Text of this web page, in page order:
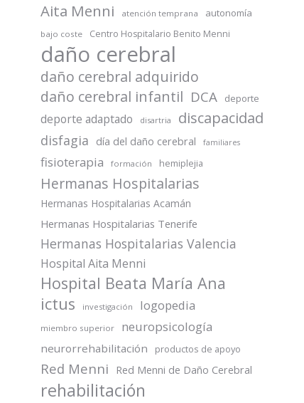
Aita Menni atención temprana autonomía
bajo coste Centro Hospitalario Benito Menni
daño cerebral
daño cerebral adquirido
daño cerebral infantil DCA deporte
deporte adaptado disartria discapacidad
disfagia día del daño cerebral familiares
fisioterapia formación hemiplejia
Hermanas Hospitalarias
Hermanas Hospitalarias Acamán
Hermanas Hospitalarias Tenerife
Hermanas Hospitalarias Valencia
Hospital Aita Menni
Hospital Beata María Ana
ictus
investigación logopedia
miembro superior neuropsicología
neurorrehabilitación productos de apoyo
Red Menni Red Menni de Daño Cerebral
rehabilitación